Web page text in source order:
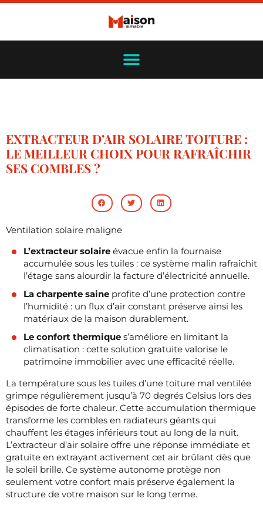
EXTRACTEUR D’AIR SOLAIRE TOITURE :
LE MEILLEUR CHOIX POUR RAFRAÎCHIR
SES COMBLES ?
Ventilation solaire maligne
L’extracteur solaire évacue enfin la fournaise
accumulée sous les tuiles : ce système malin rafraîchit
l’étage sans alourdir la facture d’électricité annuelle.
La charpente saine profite d’une protection contre
l’humidité : un flux d’air constant préserve ainsi les
matériaux de la maison durablement.
Le confort thermique s’améliore en limitant la
climatisation : cette solution gratuite valorise le
patrimoine immobilier avec une efficacité réelle.
La température sous les tuiles d’une toiture mal ventilée
grimpe régulièrement jusqu’à 70 degrés Celsius lors des
épisodes de forte chaleur. Cette accumulation thermique
transforme les combles en radiateurs géants qui
chauffent les étages inférieurs tout au long de la nuit.
L’extracteur d’air solaire offre une réponse immédiate et
gratuite en extrayant activement cet air brûlant dès que
le soleil brille. Ce système autonome protège non
seulement votre confort mais préserve également la
structure de votre maison sur le long terme.